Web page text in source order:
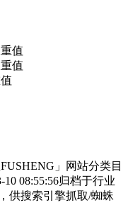
」网站分类目
08:55:56归档于行业
供搜索引擎抓取/蜘蛛